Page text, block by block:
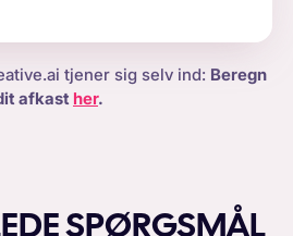
tjener sig selv ind: Beregn
afkast her.
SPØRGSMÅL